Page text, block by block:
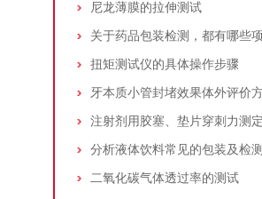
尼龙薄膜的拉伸测试
扭矩测试仪的具体操作步骤
分析液体饮料常见的包装及检测
二氧化碳气体透过率的测试